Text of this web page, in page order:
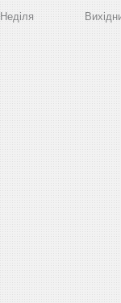
Неділя